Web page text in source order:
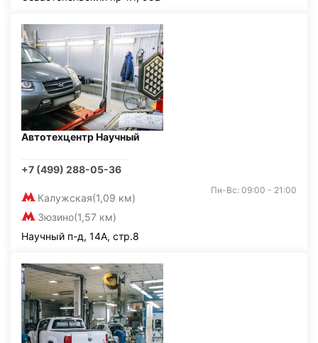
Автотехцентр Научный
+7 (499) 288-05-36
Калужская(1,09 км)
Зюзино(1,57 км)
Пн-Вс: 09:00 - 21:00
Научный п-д, 14А, стр.8